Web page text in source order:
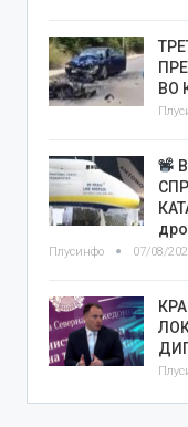
ВО
Плусинфо 07/08/